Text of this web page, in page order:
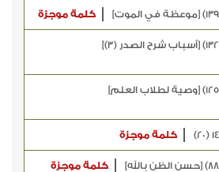
كلمة موجزة
كلمة موجزة
كلمة موجزة